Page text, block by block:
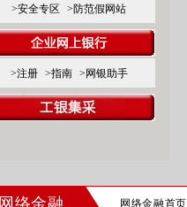
>安全专区
>防范假网站
>注册 >指南 >网银助手
网络金融 网络金融首页